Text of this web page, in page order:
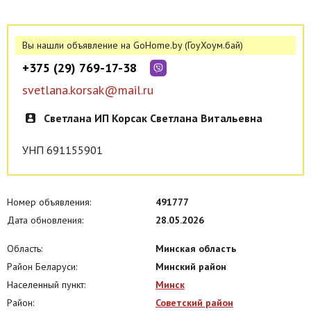
Вы нашли объявление на GoHome.by (ГоуХоум.бай)
+375 (29) 769-17-38
svetlana.korsak@mail.ru
Светлана ИП Корсак Светлана Витальевна
УНП 691155901
Номер объявления:
491777
Дата обновления:
28.05.2026
Область:
Минская область
Район Беларуси:
Минский район
Населенный пункт:
Минск
Район:
Советский район